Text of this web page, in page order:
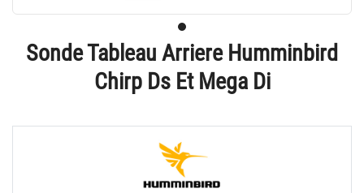
Sonde Tableau Arriere Humminbird
Chirp Ds Et Mega Di